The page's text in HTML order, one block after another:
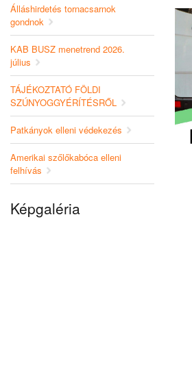
Álláshirdetés tornacsarnok
gondnok
KAB BUSZ menetrend 2026.
július
TÁJÉKOZTATÓ FÖLDI
SZÚNYOGGYÉRÍTÉSRŐL
Patkányok elleni védekezés
Amerikai szőlőkabóca elleni
felhívás
Képgaléria